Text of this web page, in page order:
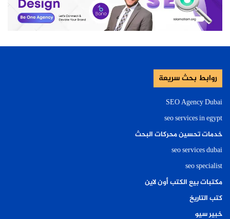
روابط بحث سريعة
SEO Agency Dubai
seo services in egypt
خدمات تحسين محركات البحث
seo services dubai
seo specialist
مكتبات بيع الكتب أون لاين
كتب التاريخ
خبير سيو